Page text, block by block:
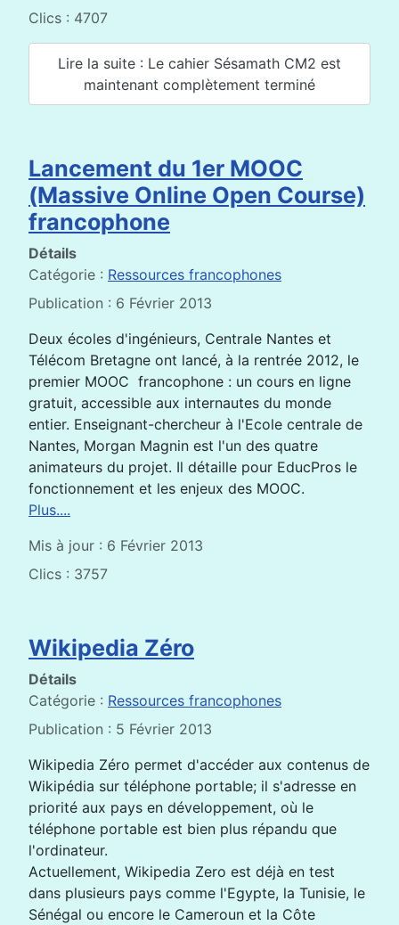
Clics : 4707
Lire la suite : Le cahier Sésamath CM2 est
maintenant complètement terminé
Lancement du 1er MOOC
(Massive Online Open Course)
francophone
Détails
Catégorie : Ressources francophones
Publication : 6 Février 2013
Deux écoles d'ingénieurs, Centrale Nantes et
Télécom Bretagne ont lancé, à la rentrée 2012, le
premier MOOC francophone : un cours en ligne
gratuit, accessible aux internautes du monde
entier. Enseignant-chercheur à l'Ecole centrale de
Nantes, Morgan Magnin est l'un des quatre
animateurs du projet. Il détaille pour EducPros le
fonctionnement et les enjeux des MOOC.
Plus....
Mis à jour : 6 Février 2013
Clics : 3757
Wikipedia Zéro
Détails
Catégorie : Ressources francophones
Publication : 5 Février 2013
Wikipedia Zéro permet d'accéder aux contenus de
Wikipédia sur téléphone portable; il s'adresse en
priorité aux pays en développement, où le
téléphone portable est bien plus répandu que
l'ordinateur.
Actuellement, Wikipedia Zero est déjà en test
dans plusieurs pays comme l'Egypte, la Tunisie, le
Sénégal ou encore le Cameroun et la Côte